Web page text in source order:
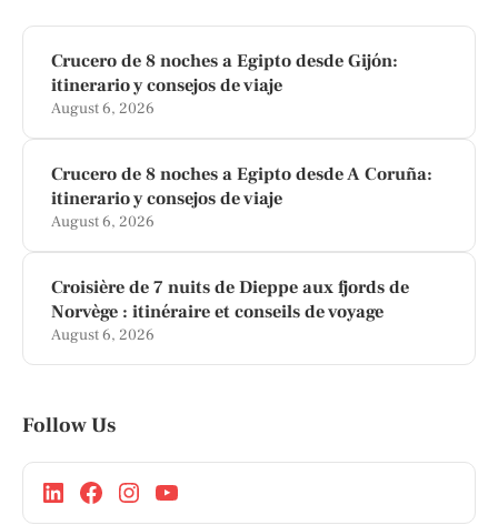
Crucero de 8 noches a Egipto desde Gijón:
itinerario y consejos de viaje
August 6, 2026
Crucero de 8 noches a Egipto desde A Coruña:
itinerario y consejos de viaje
August 6, 2026
Croisière de 7 nuits de Dieppe aux fjords de
Norvège : itinéraire et conseils de voyage
August 6, 2026
Follow Us